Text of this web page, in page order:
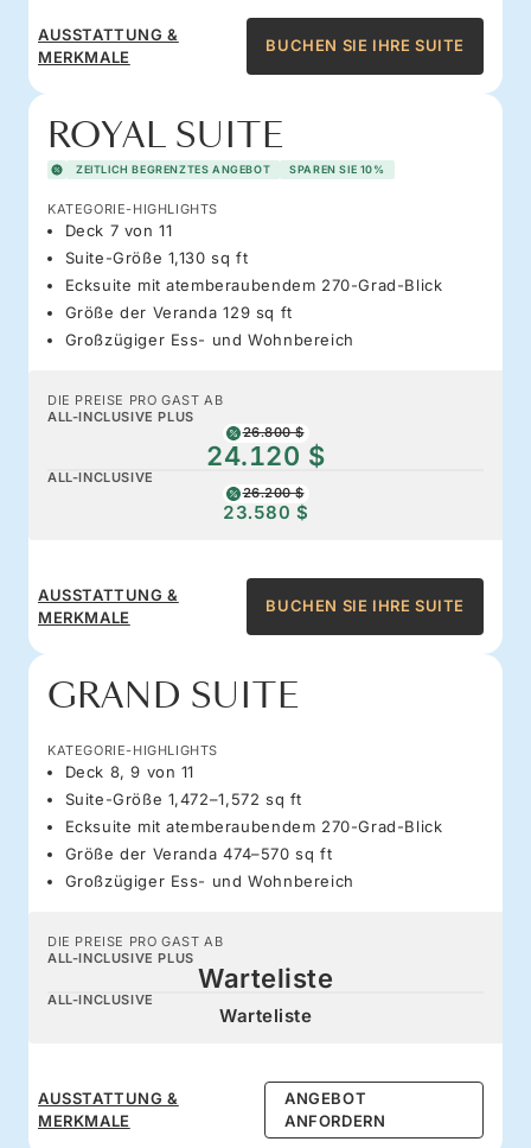
AUSSTATTUNG &
MERKMALE
BUCHEN SIE IHRE SUITE
ROYAL SUITE
ZEITLICH BEGRENZTES ANGEBOT SPAREN SIE 10%
KATEGORIE-HIGHLIGHTS
Deck 7 von 11
Suite-Größe 1,130 sq ft
Ecksuite mit atemberaubendem 270-Grad-Blick
Größe der Veranda 129 sq ft
Großzügiger Ess- und Wohnbereich
DIE PREISE PRO GAST AB
ALL-INCLUSIVE PLUS
26.800 $
24.120 $
ALL-INCLUSIVE
26.200 $
23.580 $
AUSSTATTUNG &
MERKMALE
BUCHEN SIE IHRE SUITE
GRAND SUITE
KATEGORIE-HIGHLIGHTS
Deck 8, 9 von 11
Suite-Größe 1,472–1,572 sq ft
Ecksuite mit atemberaubendem 270-Grad-Blick
Größe der Veranda 474–570 sq ft
Großzügiger Ess- und Wohnbereich
DIE PREISE PRO GAST AB
ALL-INCLUSIVE PLUS
Warteliste
ALL-INCLUSIVE
Warteliste
AUSSTATTUNG &
MERKMALE
ANGEBOT
ANFORDERN